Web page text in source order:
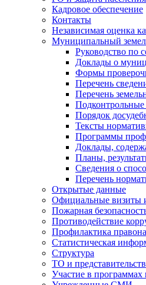
Кадровое обеспечение
Контакты
Независимая оценка
Муниципальный
Руководство по
Доклады о
Формы
Перечень
Перечень
Порядок
Тексты
Программы
Доклады,
Планы,
Сведения о
Перечень
Открытые данные
Официальные визиты
Пожарная
Противодействие
Профилактика
Статистическая
Структура
ТО и
Участие в программах